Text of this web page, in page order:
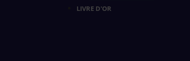
LIVRE D'OR